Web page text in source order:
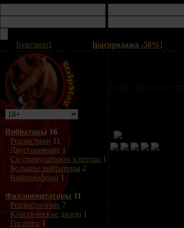
[сексшоп] [распродажа -50%]
Вибраторы 16
Реалистики 11
Двусторонние 1
Со стимулятором клитора 1
Большие вибраторы 2
Вибронаборы 1
Фаллоимитаторы 11
Реалистичные 7
Классические дилдо 1
Гиганты 1